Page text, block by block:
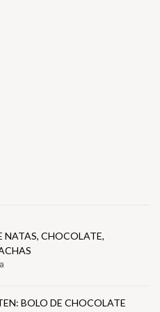
NATAS, CHOCOLATE,
BOLO DE CHOCOLATE